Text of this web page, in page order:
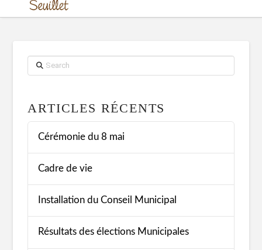
Search
ARTICLES RÉCENTS
Cérémonie du 8 mai
Cadre de vie
Installation du Conseil Municipal
Résultats des élections Municipales